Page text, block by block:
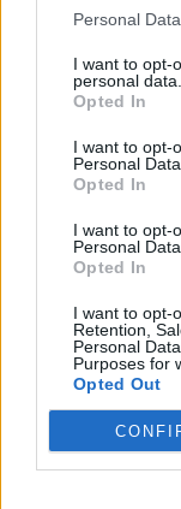
Personal
I want to opt-
personal data.
Opted In
I want to opt-
Personal Data.
Opted In
I want to opt-
Personal
Opted In
I want to opt-
Retention,
Personal
Purposes for
Opted Out